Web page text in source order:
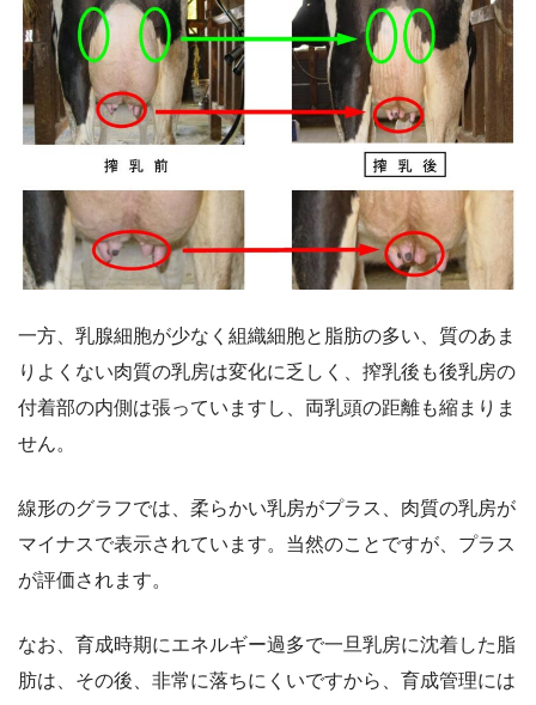
一方、乳腺細胞が少なく組織細胞と脂肪の多い、質のあま
りよくない肉質の乳房は変化に乏しく、搾乳後も後乳房の
付着部の内側は張っていますし、両乳頭の距離も縮まりま
せん。
線形のグラフでは、柔らかい乳房がプラス、肉質の乳房が
マイナスで表示されています。当然のことですが、プラス
が評価されます。
なお、育成時期にエネルギー過多で一旦乳房に沈着した脂
肪は、その後、非常に落ちにくいですから、育成管理には